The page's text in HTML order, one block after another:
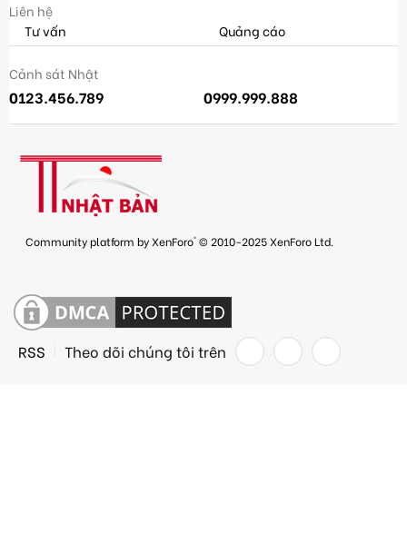
Liên hệ
Tư vấn
Quảng cáo
Cảnh sát Nhật
0123.456.789 0999.999.888
Community platform by XenForo® © 2010-2025 XenForo Ltd.
RSS Theo dõi chúng tôi trên